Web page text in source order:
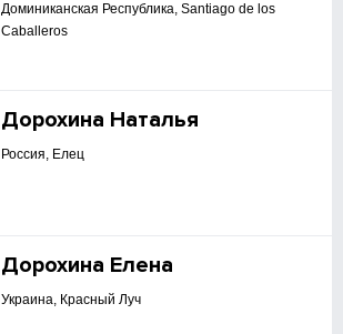
Доминиканская Республика, Santiago de los
Caballeros
Дорохина Наталья
Россия, Елец
Дорохина Елена
Украина, Красный Луч